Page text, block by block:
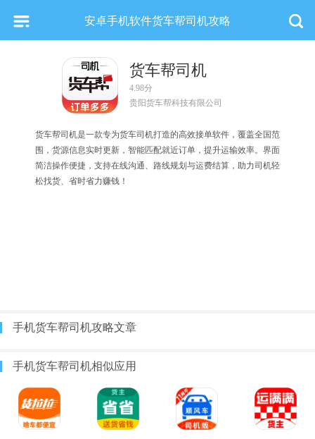
安卓手机软件货车帮司机攻略
货车帮司机
4.98分
贵阳货车帮科技有限公司
货车帮司机是一款专为货车司机打造的高效接单软件，覆盖全国范
围，货源信息实时更新，智能匹配就近订单，提升运输效率。界面
简洁操作便捷，支持在线沟通、路线规划与运费结算，助力司机轻
松找货、省时省力赚钱！
手机货车帮司机攻略文章
手机货车帮司机相似应用